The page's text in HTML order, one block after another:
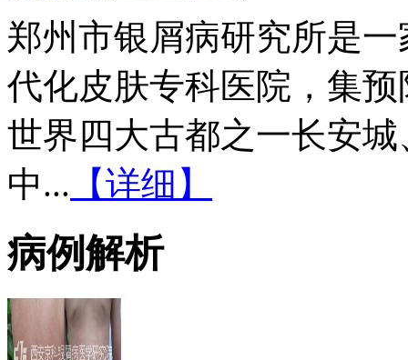
郑州市银屑病研究所是
代化皮肤专科医院，集
世界四大古都之一长安
中... 【详细】
病例解析